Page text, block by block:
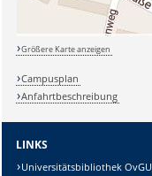
Größere Karte anzeigen
Campusplan
Anfahrtbeschreibung
LINKS
Universitätsbibliothek OvGU